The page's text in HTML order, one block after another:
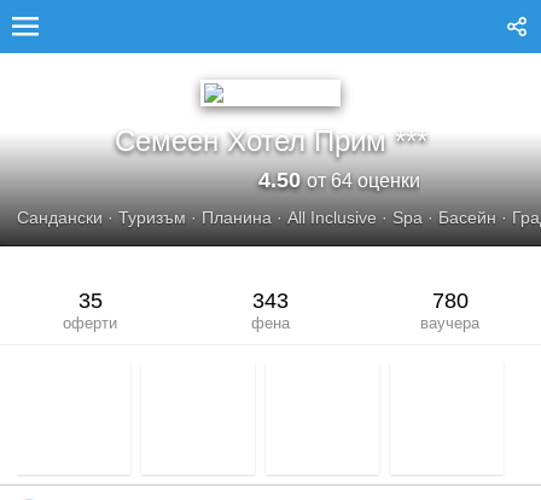
Семеен Хотел Прим ***
4.50от 64 оценки
Сандански · Туризъм · Планина ·All Inclusive · Spa · Басейн ·
35
оферти
343
фена
780
ваучера